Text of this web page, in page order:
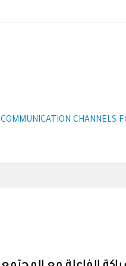
COMMUNICATION CHANNELS